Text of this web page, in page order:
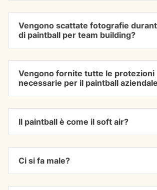
Vengono scattate fotografie
di paintball per team building?
Vengono fornite tutte le protezioni
necessarie per il paintball
Il paintball è come il soft air?
Ci si fa male?